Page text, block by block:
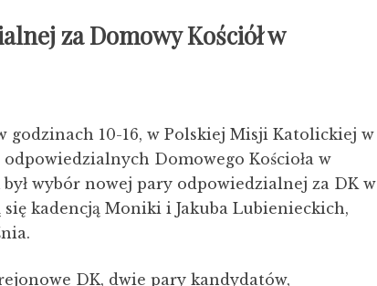
za Domowy Kościół w
godzinach 10-16, w Polskiej Misji Katolickiej w
Domowego Kościoła w
był wybór nowej pary odpowiedzialnej za DK w
się kadencją Moniki i Jakuba Lubienieckich,
DK, dwie pary kandydatów,